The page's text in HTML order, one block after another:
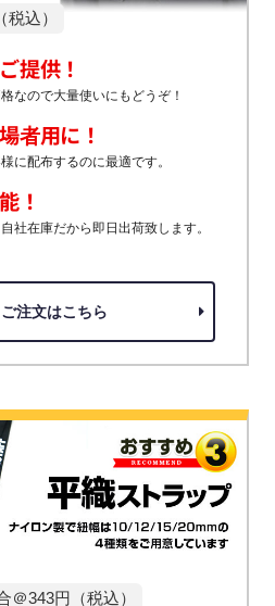
込）
提供！
なので大量使いにもどうぞ！
者用に！
に配布するのに最適です。
！
社在庫だから即日出荷致します。
注文はこちら
＠343円（税込）